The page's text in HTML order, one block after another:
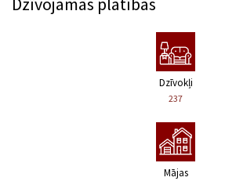
Dzīvokļi
237
Mājas